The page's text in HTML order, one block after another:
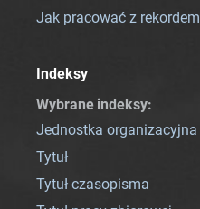
Jak pracować z rekordem
Indeksy
Wybrane indeksy:
Jednostka organizacyjna
Tytuł
Tytuł czasopisma